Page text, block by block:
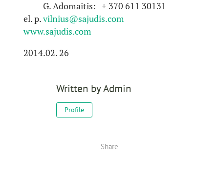
G. Adomaitis: + 370 611 30131
el. p.vilnius@sajudis.com
www.sajudis.com
2014.02. 26
Written byAdmin
Profile
Share